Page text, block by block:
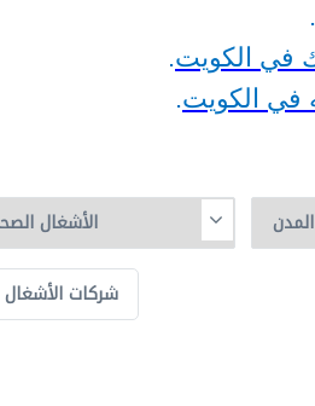
.
في الكويت.
في الكويت.
شركات